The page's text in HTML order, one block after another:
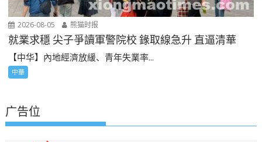
2026-08-05 熊猫时报
就業求穩 尖子爭讀軍警院校 錄取線急升 直逼清華
【中华】內地經濟放緩、青年失業率...
中華
广告位